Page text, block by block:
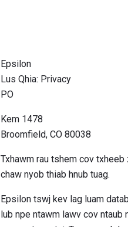
Epsilon
Lus Qhia: Privacy
PO
Kem 1478
Broomfield, CO 80038
Txhawm rau tshem cov
chaw nyob thiab hnub tuag.
Epsilon tswj kev lag luam
lub npe ntawm lawv cov